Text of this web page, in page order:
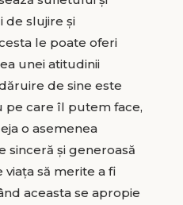
de slujire și
le poate oferi
unei atitudinii
de sine este
care îl putem face,
o asemenea
sinceră și generoasă
viața să merite a fi
aceasta se apropie